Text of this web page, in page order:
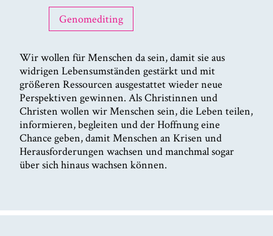
Genomediting
Wir wollen für Menschen da sein, damit sie aus
widrigen Lebensumständen gestärkt und mit
größeren Ressourcen ausgestattet wieder neue
Perspektiven gewinnen. Als Christinnen und
Christen wollen wir Menschen sein, die Leben teilen,
informieren, begleiten und der Hoffnung eine
Chance geben, damit Menschen an Krisen und
Herausforderungen wachsen und manchmal sogar
über sich hinaus wachsen können.